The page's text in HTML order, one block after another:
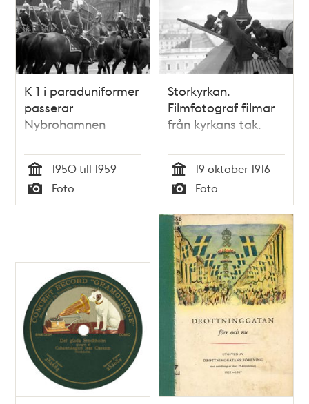
K 1 i paraduniformer
passerar
Nybrohamnen
Tid
1950 till 1959
Typ
Foto
Storkyrkan.
Filmfotograf filmar
från kyrkans tak.
Tid
19 oktober 1916
Typ
Foto